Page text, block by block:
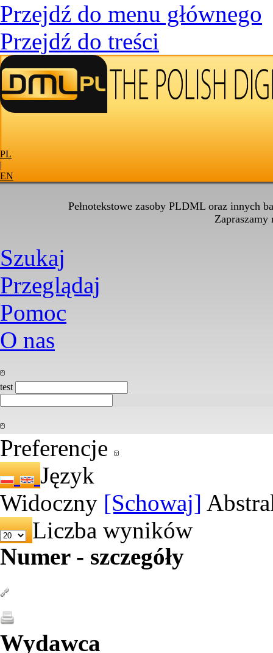
Przejdź do menu głównego
Przejdź do treści
PL
|
EN
Pełnotekstowe zasoby PLDML oraz innych
Zapraszamy
Szukaj
Przeglądaj
Pomoc
O nas
test
Preferencje
Język
Widoczny [Schowaj]
Liczba wyników
Numer - szczegóły
Wydawca